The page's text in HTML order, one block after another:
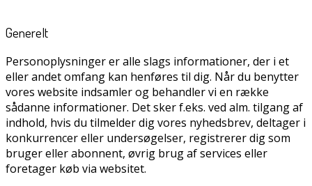
Generelt
Personoplysninger er alle slags informationer, der i et
eller andet omfang kan henføres til dig. Når du benytter
vores website indsamler og behandler vi en række
sådanne informationer. Det sker f.eks. ved alm. tilgang af
indhold, hvis du tilmelder dig vores nyhedsbrev, deltager i
konkurrencer eller undersøgelser, registrerer dig som
bruger eller abonnent, øvrig brug af services eller
foretager køb via websitet.